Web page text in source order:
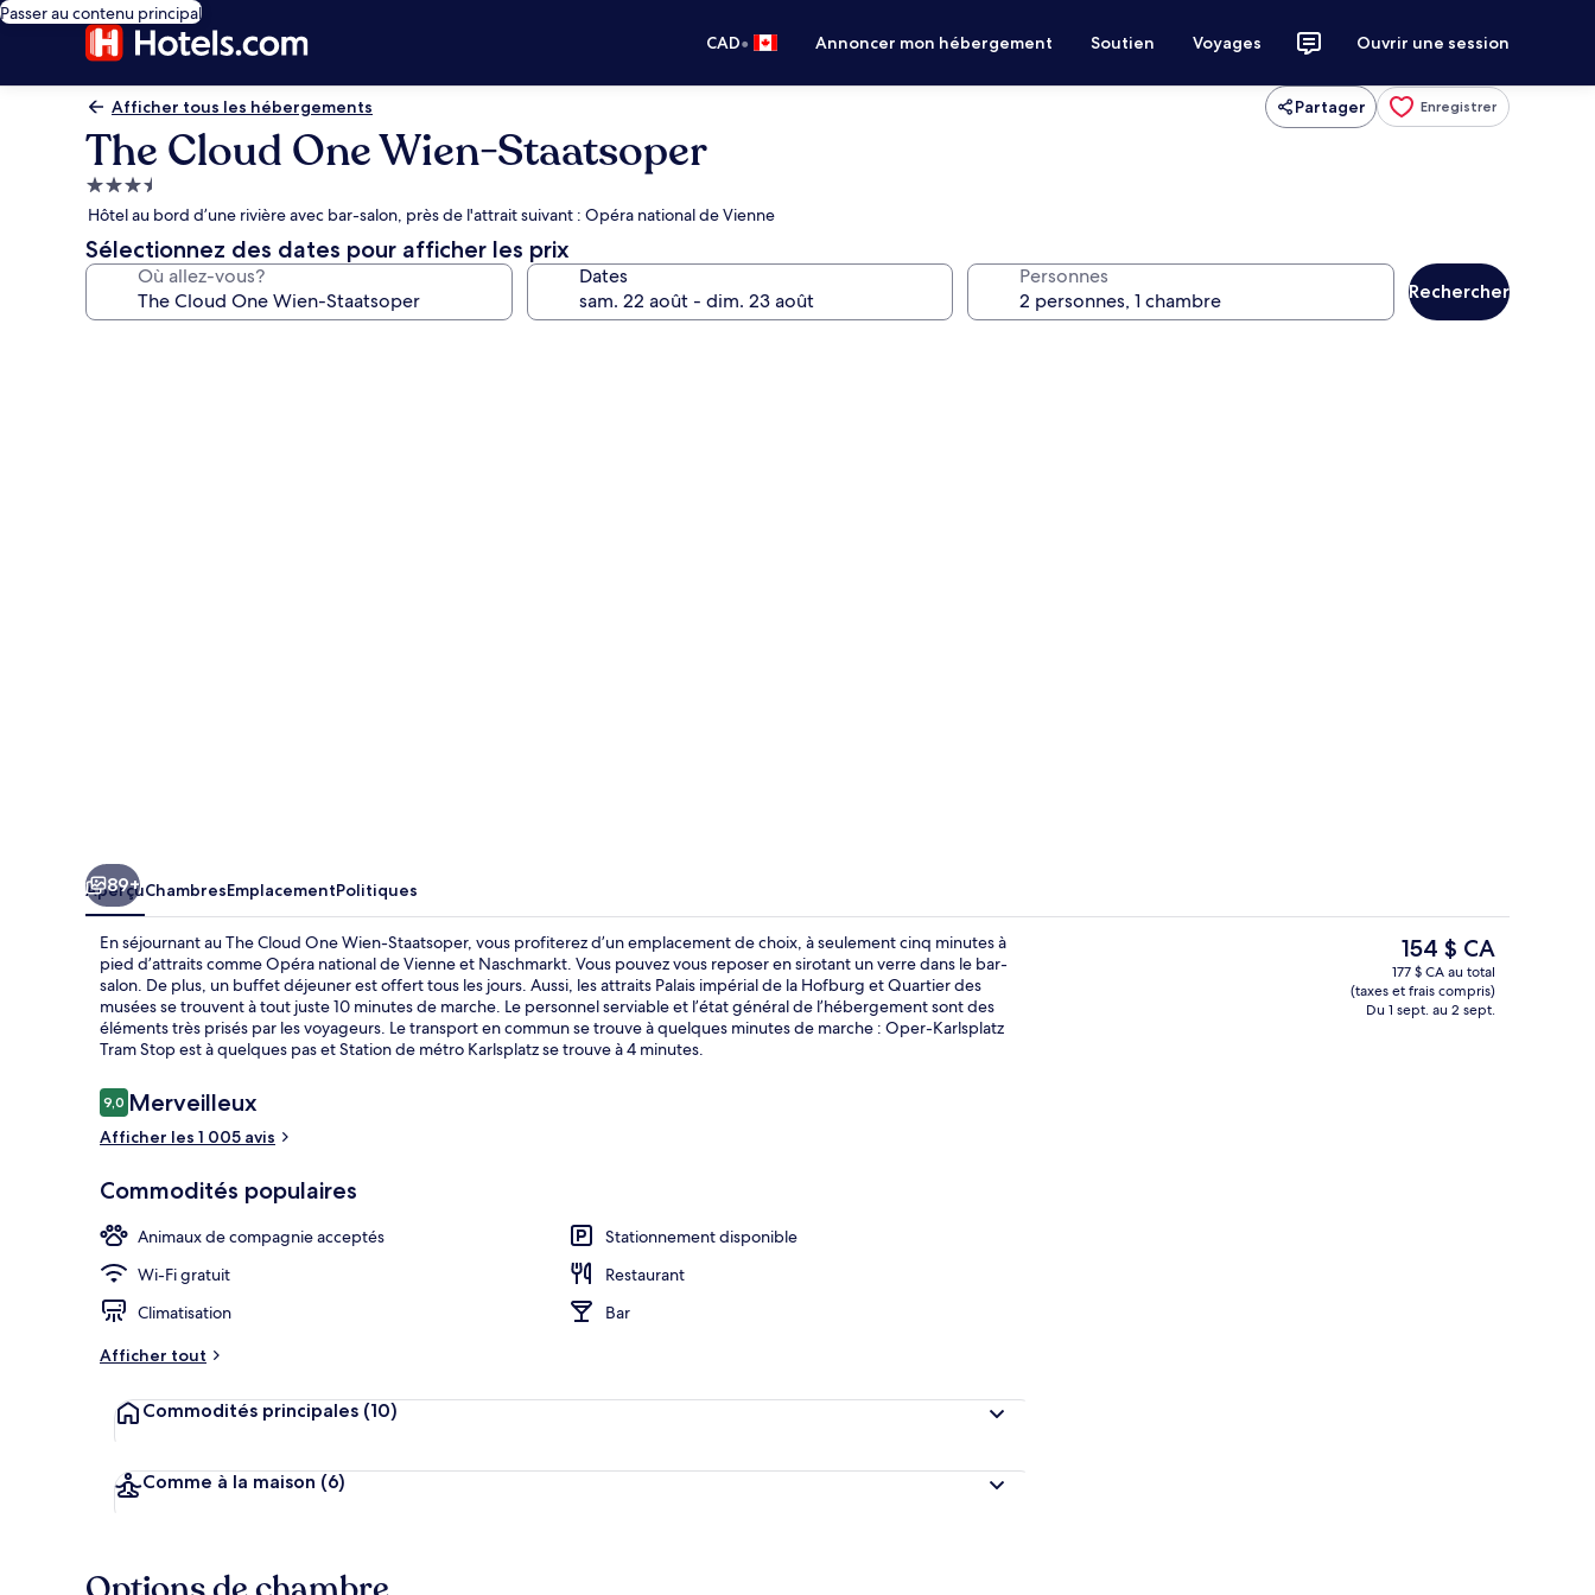
Passer au contenu principal
CAD• Annoncer mon hébergement Soutien Voyages Ouvrir une session
Afficher tous les hébergements Partager Enregistrer
The Cloud One Wien-Staatsoper
Hébergement
3.5 étoiles
Hôtel au bord d’une rivière avec bar-salon, près de l'attrait suivant : Opéra national de Vienne
Sélectionnez des dates pour afficher les prix
Où allez-vous? Dates Personnes
Rechercher
Bar (sur place) Bar-salon
89+
AperçuChambresEmplacementPolitiques
En séjournant au The Cloud One Wien-Staatsoper, vous profiterez d’un emplacement de choix, à seulement cinq minutes à
pied d’attraits comme Opéra national de Vienne et Naschmarkt. Vous pouvez vous reposer en sirotant un verre dans le bar-
salon. De plus, un buffet déjeuner est offert tous les jours. Aussi, les attraits Palais impérial de la Hofburg et Quartier des
musées se trouvent à tout juste 10 minutes de marche. Le personnel serviable et l’état général de l’hébergement sont des
éléments très prisés par les voyageurs. Le transport en commun se trouve à quelques minutes de marche : Oper-Karlsplatz
Tram Stop est à quelques pas et Station de métro Karlsplatz se trouve à 4 minutes.
Avis
9,09,0 sur 10 –
Merveilleux
Afficher les 1 005 avis
Commodités populaires
Animaux de compagnie acceptés
Stationnement disponible
Wi-Fi gratuit
Restaurant
Climatisation
Bar
Afficher tout
Commodités principales (10)
Comme à la maison (6)
Le
prix
actuel
est
154 $ CA
177 $ CA au total
(taxes et frais compris)
Du 1 sept. au 2 sept.